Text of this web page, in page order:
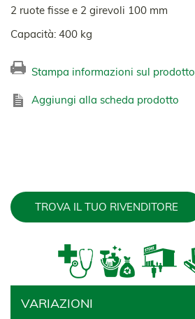
2 ruote fisse e 2 girevoli 100 mm
Capacità: 400 kg
Stampa informazioni sul prodotto
Aggiungi alla scheda prodotto
TROVA IL TUO RIVENDITORE
VARIAZIONI